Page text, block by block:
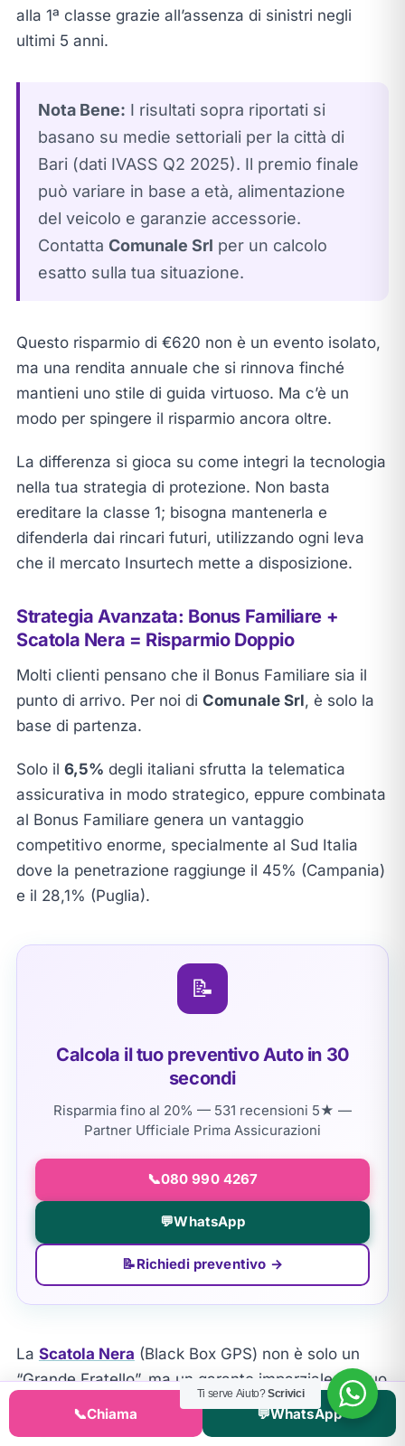
alla 1ª classe grazie all’assenza di sinistri negli
ultimi 5 anni.
Nota Bene: I risultati sopra riportati si
basano su medie settoriali per la città di
Bari (dati IVASS Q2 2025). Il premio finale
può variare in base a età, alimentazione
del veicolo e garanzie accessorie.
Contatta Comunale Srl per un calcolo
esatto sulla tua situazione.
Questo risparmio di €620 non è un evento isolato,
ma una rendita annuale che si rinnova finché
mantieni uno stile di guida virtuoso. Ma c’è un
modo per spingere il risparmio ancora oltre.
La differenza si gioca su come integri la tecnologia
nella tua strategia di protezione. Non basta
ereditare la classe 1; bisogna mantenerla e
difenderla dai rincari futuri, utilizzando ogni leva
che il mercato Insurtech mette a disposizione.
Strategia Avanzata: Bonus Familiare +
Scatola Nera = Risparmio Doppio
Molti clienti pensano che il Bonus Familiare sia il
punto di arrivo. Per noi di Comunale Srl, è solo la
base di partenza.
Solo il 6,5% degli italiani sfrutta la telematica
assicurativa in modo strategico, eppure combinata
al Bonus Familiare genera un vantaggio
competitivo enorme, specialmente al Sud Italia
dove la penetrazione raggiunge il 45% (Campania)
e il 28,1% (Puglia).
📝
Calcola il tuo preventivo Auto in 30
secondi
Risparmia fino al 20% — 531 recensioni 5★ —
Partner Ufficiale Prima Assicurazioni
📞080 990 4267
💬WhatsApp
📝Richiedi preventivo →
La Scatola Nera (Black Box GPS) non è solo un
“Grande Fratello”, ma un garante imparziale del tuo
stile di guida. Permette alle compagnie di profilare
meglio il rischio, offrendo uno sconto medio
Ti serve Aiuto?Scrivici
📞Chiama 💬WhatsApp